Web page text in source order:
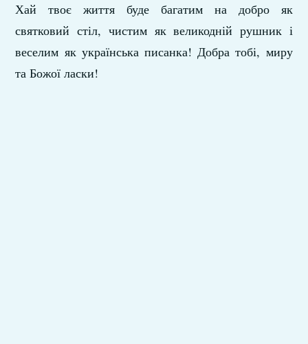
Хай твоє життя буде багатим на добро як
святковий стіл, чистим як великодній рушник і
веселим як українська писанка! Добра тобі, миру
та Божої ласки!